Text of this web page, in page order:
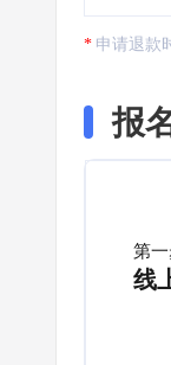
申请退款
报
第
线